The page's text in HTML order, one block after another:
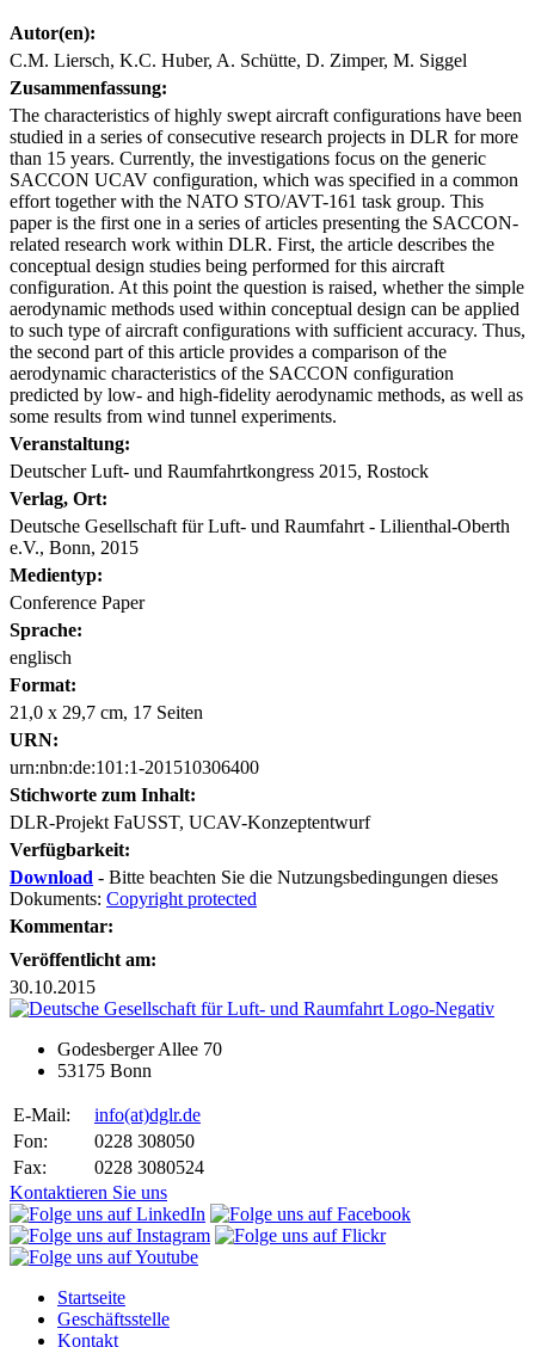
Autor(en):
C.M. Liersch, K.C. Huber, A. Schütte, D. Zimper, M. Siggel
Zusammenfassung:
The characteristics of highly swept aircraft configurations have been
studied in a series of consecutive research projects in DLR for more
than 15 years. Currently, the investigations focus on the generic
SACCON UCAV configuration, which was specified in a common
effort together with the NATO STO/AVT-161 task group. This
paper is the first one in a series of articles presenting the SACCON-
related research work within DLR. First, the article describes the
conceptual design studies being performed for this aircraft
configuration. At this point the question is raised, whether the simple
aerodynamic methods used within conceptual design can be applied
to such type of aircraft configurations with sufficient accuracy. Thus,
the second part of this article provides a comparison of the
aerodynamic characteristics of the SACCON configuration
predicted by low- and high-fidelity aerodynamic methods, as well as
some results from wind tunnel experiments.
Veranstaltung:
Deutscher Luft- und Raumfahrtkongress 2015, Rostock
Verlag, Ort:
Deutsche Gesellschaft für Luft- und Raumfahrt - Lilienthal-Oberth
e.V., Bonn, 2015
Medientyp:
Conference Paper
Sprache:
englisch
Format:
21,0 x 29,7 cm, 17 Seiten
URN:
urn:nbn:de:101:1-201510306400
Stichworte zum Inhalt:
DLR-Projekt FaUSST, UCAV-Konzeptentwurf
Verfügbarkeit:
Download - Bitte beachten Sie die Nutzungsbedingungen dieses
Dokuments: Copyright protected
Kommentar:
Veröffentlicht am:
30.10.2015
Godesberger Allee 70
53175 Bonn
E-Mail: info(at)dglr.de
Fon:
0228 308050
Fax:
0228 3080524
Kontaktieren Sie uns
Startseite
Geschäftsstelle
Kontakt